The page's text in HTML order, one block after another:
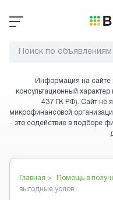
Информация на сайте
консультационный характер
437 ГК РФ). Сайт не
микрофинансовой
- это содействие в подборе
Главная > Помощь в
выгодные услов...